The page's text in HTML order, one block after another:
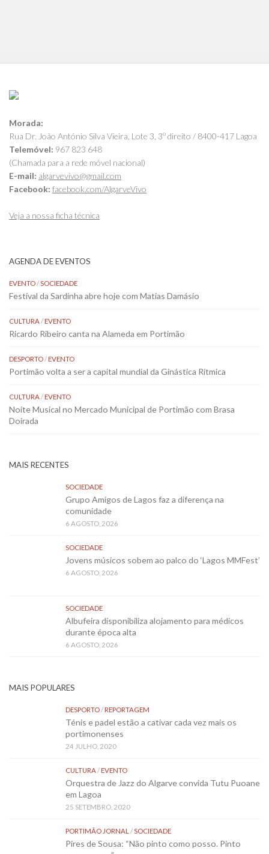
Morada:
Rua Dr. João António Silva Vieira, Lote 3, 3º direito / 8400-417 Lagoa
Telemóvel: 967 823 648
(Chamada para a rede móvel nacional)
E-mail: algarvevivo@gmail.com
Facebook: facebook.com/AlgarveVivo
Veja a nossa ficha técnica
AGENDA DE EVENTOS
EVENTO/SOCIEDADE
Festival da Sardinha abre hoje com Matias Damásio
CULTURA/EVENTO
Ricardo Ribeiro canta na Alameda em Portimão
DESPORTO/EVENTO
Portimão volta a ser a capital mundial da Ginástica Rítmica
CULTURA/EVENTO
Noite Musical no Mercado Municipal de Portimão com Brasa
Doirada
MAIS RECENTES
SOCIEDADE
Grupo Amigos de Lagos faz a diferença na
comunidade
6 AGOSTO, 2026
SOCIEDADE
Jovens músicos sobem ao palco do ‘Lagos MMFest’
6 AGOSTO, 2026
SOCIEDADE
Albufeira disponibiliza alojamento para médicos
durante época alta
6 AGOSTO, 2026
MAIS POPULARES
DESPORTO/REPORTAGEM
Ténis e padel estão a cativar cada vez mais os
portimonenses
24 JULHO, 2020
CULTURA/EVENTO
Orquestra de Jazz do Algarve convida Tutu Puoane
em Lagoa
25 SETEMBRO, 2020
PORTIMÃO JORNAL /SOCIEDADE
Pires de Sousa: “Não pinto como posso. Pinto